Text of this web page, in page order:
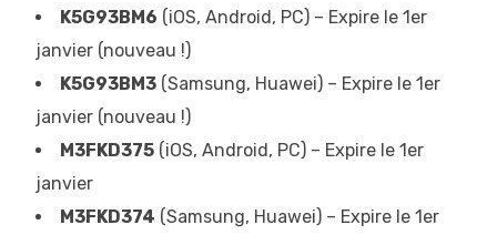
K5G93BM6 (iOS, Android, PC) – Expire le 1er
janvier (nouveau !)
K5G93BM3 (Samsung, Huawei) – Expire le 1er
janvier (nouveau !)
M3FKD375 (iOS, Android, PC) – Expire le 1er
janvier
M3FKD374 (Samsung, Huawei) – Expire le 1er